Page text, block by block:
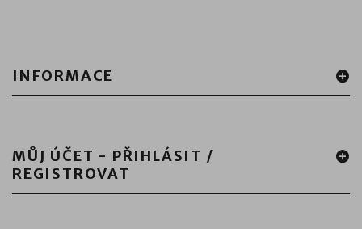
INFORMACE
MŮJ ÚČET - PŘIHLÁSIT /
REGISTROVAT